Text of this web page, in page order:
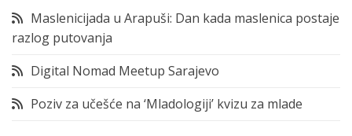
Maslenicijada u Arapuši: Dan kada maslenica postaje
razlog putovanja
Digital Nomad Meetup Sarajevo
Poziv za učešće na ‘Mladologiji’ kvizu za mlade